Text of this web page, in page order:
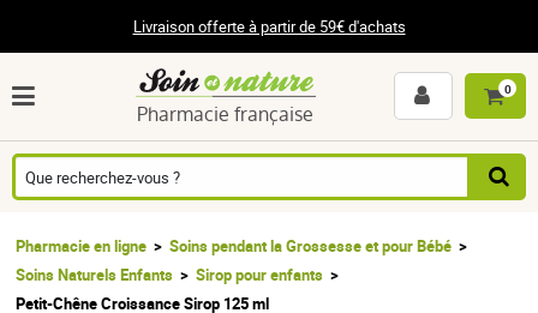
Livraison offerte à partir de 59€ d'achats
Pharmacie française
0
Pharmacie en ligne
Soins pendant la Grossesse et pour Bébé
Soins Naturels Enfants
Sirop pour enfants
Petit-Chêne Croissance Sirop 125 ml